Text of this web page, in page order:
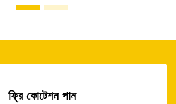
ফ্রি কোটেশন পান